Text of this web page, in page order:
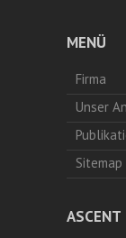
MENÜ
Firma
Unser
Sitemap
ASCENT